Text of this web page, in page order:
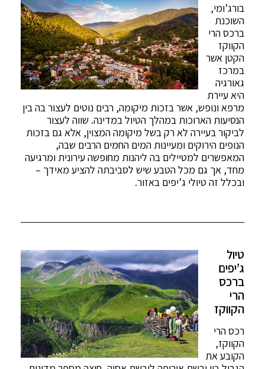
בורג’ומי,
השוכנת
ברכס הרי
הקווקז
הקטן אשר
במרכז
גאורגיה
היא עיירת
מרפא ונופש, אשר בזכות מיקומה, רבים נוטים לעצור בה בין
הנסיעות הארוכות במהלך הטיול במדינה. שווה לעצור
לביקור בעיירה לא רק בשל מיקומה המצוין, אלא גם בזכות
הנופים הירוקים ומעיינות המים החמים הרבים שבה,
המאפשרים למטיילים בה ליהנות מחופשה עירונית ומרגיעה
מחד, אך גם מכל הטבע שיש לסביבתה להציע מאידך –
ובכלל זה טיולי ג’יפים באזור.
טיול
ג’יפים
ברכס
הרי
הקווקז
רכס הרי
הקווקז,
הקובע את